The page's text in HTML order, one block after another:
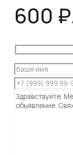
600